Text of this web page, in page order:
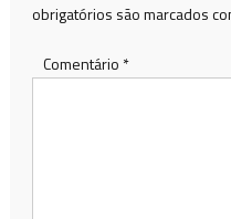
obrigatórios são marcados
Comentário *